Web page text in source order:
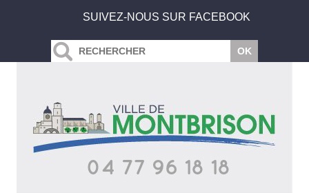
SUIVEZ-NOUS SUR FACEBOOK